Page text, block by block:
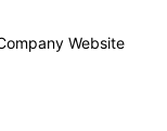
Website